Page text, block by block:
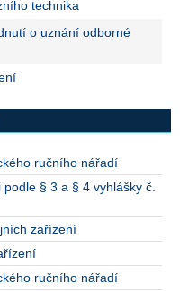
technika
o uznání odborné
ručního nářadí
§ 3 a § 4 vyhlášky č.
zařízení
ručního nářadí